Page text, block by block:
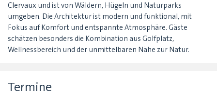
Clervaux und ist von Wäldern, Hügeln und Naturparks
umgeben. Die Architektur ist modern und funktional, mit
Fokus auf Komfort und entspannte Atmosphäre. Gäste
schätzen besonders die Kombination aus Golfplatz,
Wellnessbereich und der unmittelbaren Nähe zur Natur.
Termine